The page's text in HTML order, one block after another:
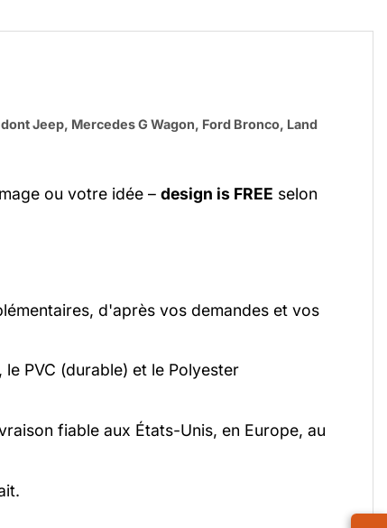
Jeep, Mercedes G Wagon, Ford Bronco, Land
ou votre idée – design is FREE selon
d'après vos demandes et vos
PVC (durable) et le Polyester
fiable aux États-Unis, en Europe, au